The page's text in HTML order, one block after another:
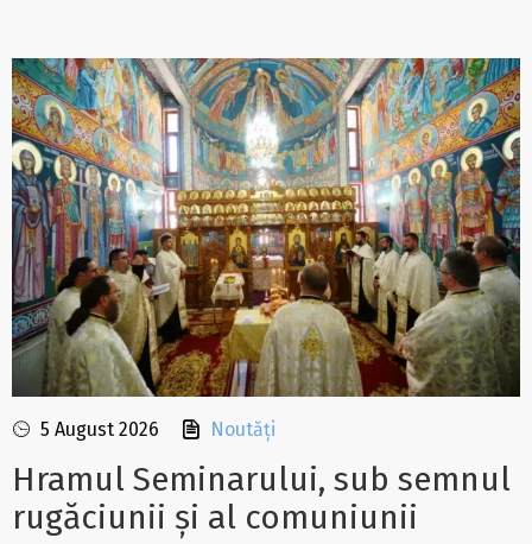
5 August 2026 Noutăți
Hramul Seminarului, sub semnul
rugăciunii și al comuniunii